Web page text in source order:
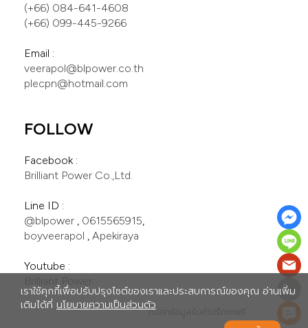
กรอกข้อมูลรับคำปรึกษาฟรี
(+66) 084-641-4608
(+66) 099-445-9266
veerapol@blpower.co.th
plecpn@hotmail.com
FOLLOW
Brilliant Power Co.,Ltd.
@blpower , 0615565915
boyveerapol , Apekiraya
เราใช้คุกกี้เพื่อปรับปรุงไซต์ของเราและประสบการณ์ของคุณ อ่านเพิ่ม
เติมได้ที่ นโยบายความเป็นส่วนตัว